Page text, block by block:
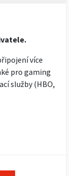
více
pro gaming
služby (HBO,